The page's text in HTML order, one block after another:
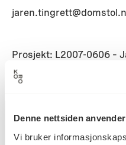
Denne nettsiden
Vi bruker
Prosjekt: L2007-0606 –